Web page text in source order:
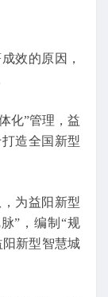
效的原因，
化”管理，益
造全国新型
为益阳新型
”，编制“规
阳新型智慧城